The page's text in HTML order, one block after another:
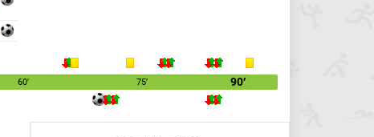
60′ 75′ 90′